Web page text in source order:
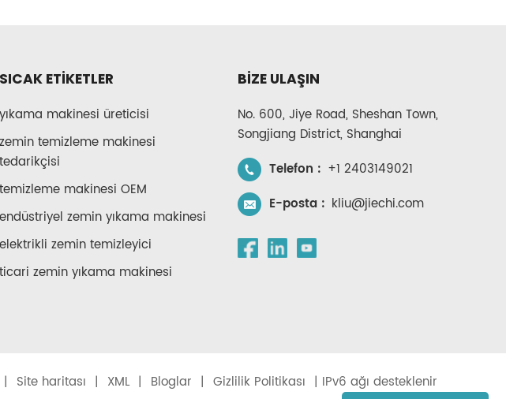
SICAK ETİKETLER
yıkama makinesi üreticisi
zemin temizleme makinesi
tedarikçisi
temizleme makinesi OEM
endüstriyel zemin yıkama makinesi
elektrikli zemin temizleyici
ticari zemin yıkama makinesi
BİZE ULAŞIN
No. 600, Jiye Road, Sheshan Town,
Songjiang District, Shanghai
Telefon : +1 2403149021
E-posta : kliu@jiechi.com
| Site haritası | XML | Bloglar | Gizlilik Politikası | IPv6 ağı desteklenir